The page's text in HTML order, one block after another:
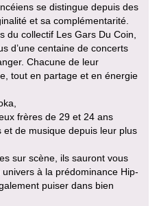
se distingue depuis des
et sa complémentarité.
du collectif Les Gars Du Coin,
d’une centaine de concerts
Chacune de leur
tout en partage et en énergie
frères de 29 et 24 ans
et de musique depuis leur plus
sur scène, ils sauront vous
à la prédominance Hip-
puiser dans bien